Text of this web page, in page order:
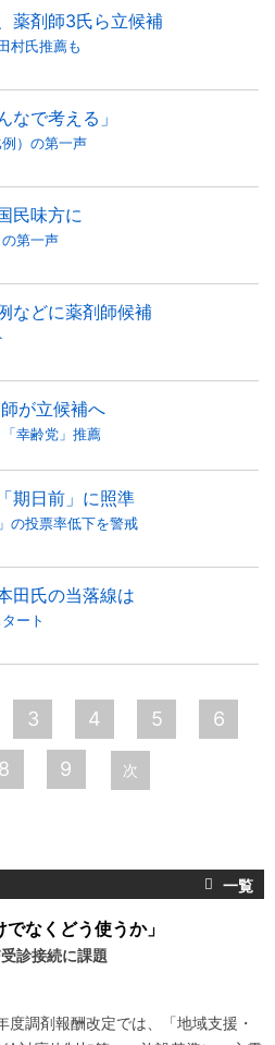
薬剤師3氏ら立候補
村氏推薦も
なで考える」
）の第一声
民味方に
第一声
などに薬剤師候補
が立候補へ
幸齢党」推薦
期日前」に照準
の投票率低下を警戒
田氏の当落線は
ート
3 4 5 6
8 9 次
なくどう使うか」
診接続に課題
調剤報酬改定では、「地域支援・